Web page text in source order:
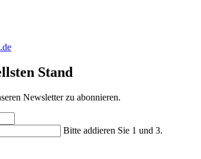
Stand
Newsletter zu abonnieren.
Bitte addieren Sie 1 und 3.